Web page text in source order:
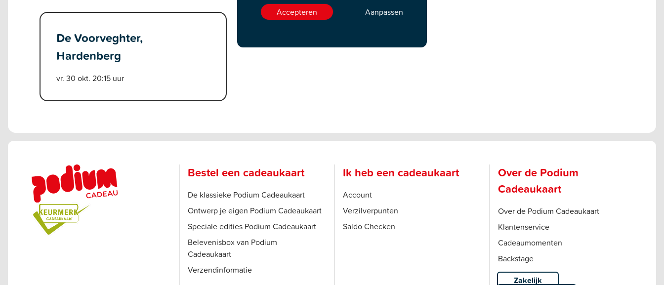
De Voorveghter,
Hardenberg
vr. 30 okt. 20:15 uur
Bestel een cadeaukaart
De klassieke Podium Cadeaukaart
Ontwerp je eigen Podium Cadeaukaart
Speciale edities Podium Cadeaukaart
Belevenisbox van Podium
Cadeaukaart
Verzendinformatie
Ik heb een cadeaukaart
Account
Verzilverpunten
Saldo Checken
Over de Podium
Cadeaukaart
Over de Podium Cadeaukaart
Klantenservice
Cadeaumomenten
Backstage
Zakelijk
Accepteren Aanpassen